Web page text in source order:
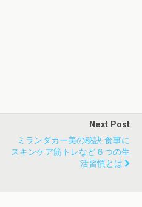
Next Post
ミランダカー美の秘訣 食事に
スキンケア筋トレなど６つの生
活習慣とは